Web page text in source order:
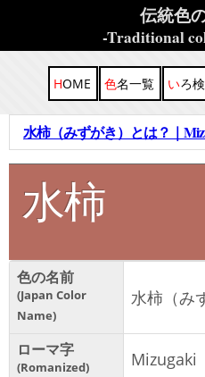
伝統色
-Traditional
HOME 色名一覧 いろ
水柿（みずがき）とは？｜
水柿
色の名前
Japan Color
Name
水柿（み
ローマ字
Romanized Mizugaki